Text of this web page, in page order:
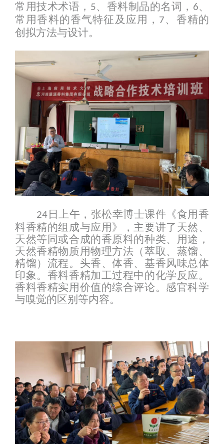
常用技术术语， 5、香料制品的名词， 6、
常用香料的香气特征及应用， 7、香精的
创拟方法与设计。
24 日上午，张松幸博士课件《食用香
料香精的组成与应用》，主要讲了天然、
天然等同或合成的香原料的种类、用途，
天然香精物质用物理方法（萃取、蒸馏、
精馏）流程。头香、体香、基香风味总体
印象。香料香精加工过程中的化学反应。
香料香精实用价值的综合评论。 感官科学
与嗅觉的区别等内容。